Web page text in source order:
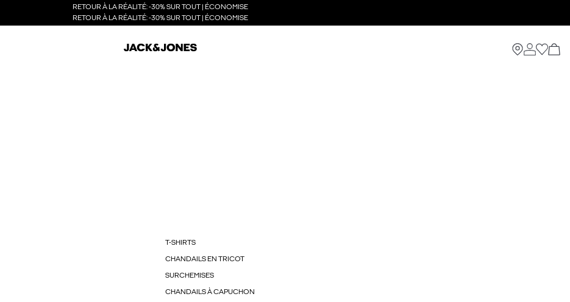
RETOUR À LA RÉALITÉ: -30% SUR TOUT | ÉCONOMISE
RETOUR À LA RÉALITÉ: -30% SUR TOUT | ÉCONOMISE
T-SHIRTS
CHANDAILS EN TRICOT
SURCHEMISES
CHANDAILS À CAPUCHON